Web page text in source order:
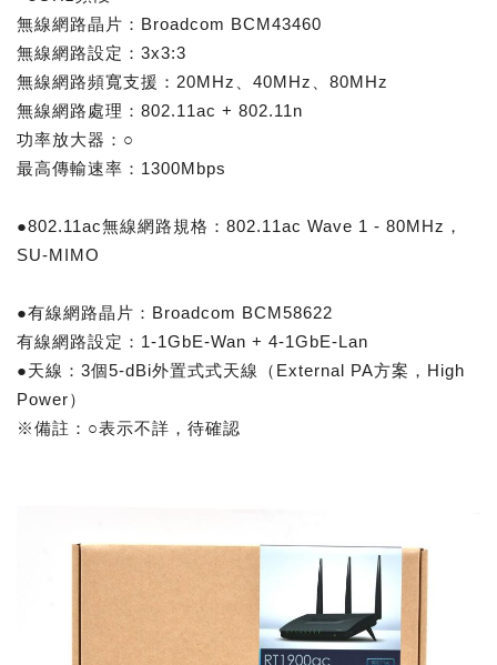
無線網路晶片：Broadcom BCM43460
無線網路設定：3x3:3
無線網路頻寬支援：20MHz、40MHz、80MHz
無線網路處理：802.11ac + 802.11n
功率放大器：○
最高傳輸速率：1300Mbps
●802.11ac無線網路規格：802.11ac Wave 1 - 80MHz，
SU-MIMO
●有線網路晶片：Broadcom BCM58622
有線網路設定：1-1GbE-Wan + 4-1GbE-Lan
●天線：3個5-dBi外置式式天線（External PA方案，High
Power）
※備註：○表示不詳，待確認